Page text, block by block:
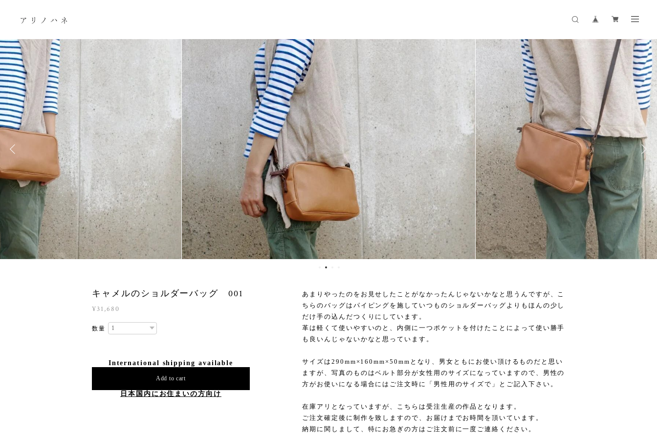
キャメルのショルダーバッグ 001
¥31,680
数量
International shipping available
Add to cart
日本国内にお住まいの方向け
あまりやったのをお見せしたことがなかったんじゃないかなと思うんですが、こ
ちらのバッグはパイピングを施していつものショルダーバッグよりもほんの少し
だけ手の込んだつくりにしています。
革は軽くて使いやすいのと、内側に一つポケットを付けたことによって使い勝手
も良いんじゃないかなと思っています。
サイズは290mm×160mm×50mmとなり、男女ともにお使い頂けるものだと思い
ますが、写真のものはベルト部分が女性用のサイズになっていますので、男性の
方がお使いになる場合にはご注文時に「男性用のサイズで」とご記入下さい。
在庫アリとなっていますが、こちらは受注生産の作品となります。
ご注文確定後に制作を致しますので、お届けまでお時間を頂いています。
納期に関しまして、特にお急ぎの方はご注文前に一度ご連絡ください。